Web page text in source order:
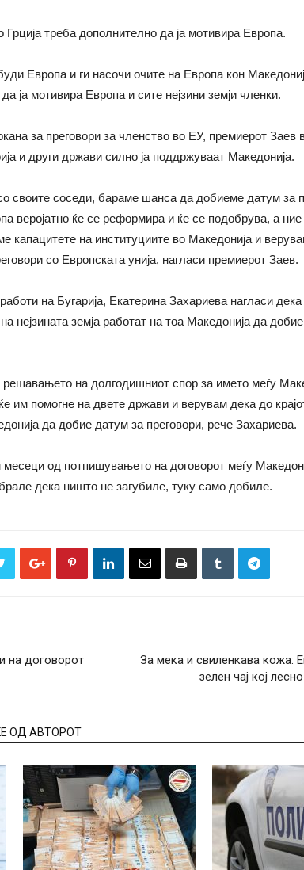
треба дополнително да ја мотивира Европа.
Европа и ги насочи очите на Европа кон
ја мотивира Европа и сите нејзини земји членки.
за преговори за членство во ЕУ, премиерот Заев
и други држави силно ја поддржуваат Македонија.
своите соседи, бараме шанса да добиеме датум за
веројатно ќе се реформира и ќе се подобрува, а ние
капацитете на институциите во Македонија и
со Европската унија, нагласи премиерот Заев.
на Бугарија, Екатерина Захариева нагласи дека
нејзината земја работат на тоа Македонија да
на долгодишниот спор за името меѓу
им помогне на двете држави и верувам дека до
да добие датум за преговори, рече Захариева.
од потпишувањето на договорот меѓу
дека ништо не загубиле, туку само добиле.
на договорот
За мека и свиленкава кожа:
зелен чај кој
ОД АВТОРОТ